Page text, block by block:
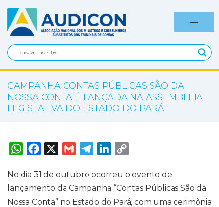
CAMPANHA CONTAS PÚBLICAS SÃO DA
NOSSA CONTA É LANÇADA NA ASSEMBLEIA
LEGISLATIVA DO ESTADO DO PARÁ
W
h
t
s
A
p
p
F
a
b
o
o
k
X
G
m
i
l
T
e
g
r
a
m
L
e
d
n
L
i
n
k
No dia 31 de outubro ocorreu o evento de
lançamento da Campanha “Contas Públicas São da
Nossa Conta” no Estado do Pará, com uma cerimônia